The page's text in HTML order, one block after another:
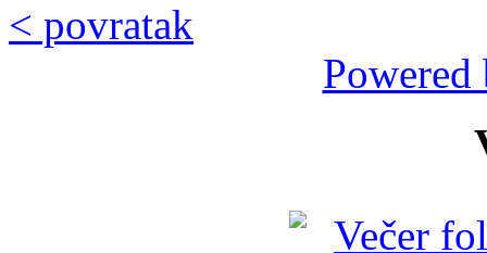
< povratak